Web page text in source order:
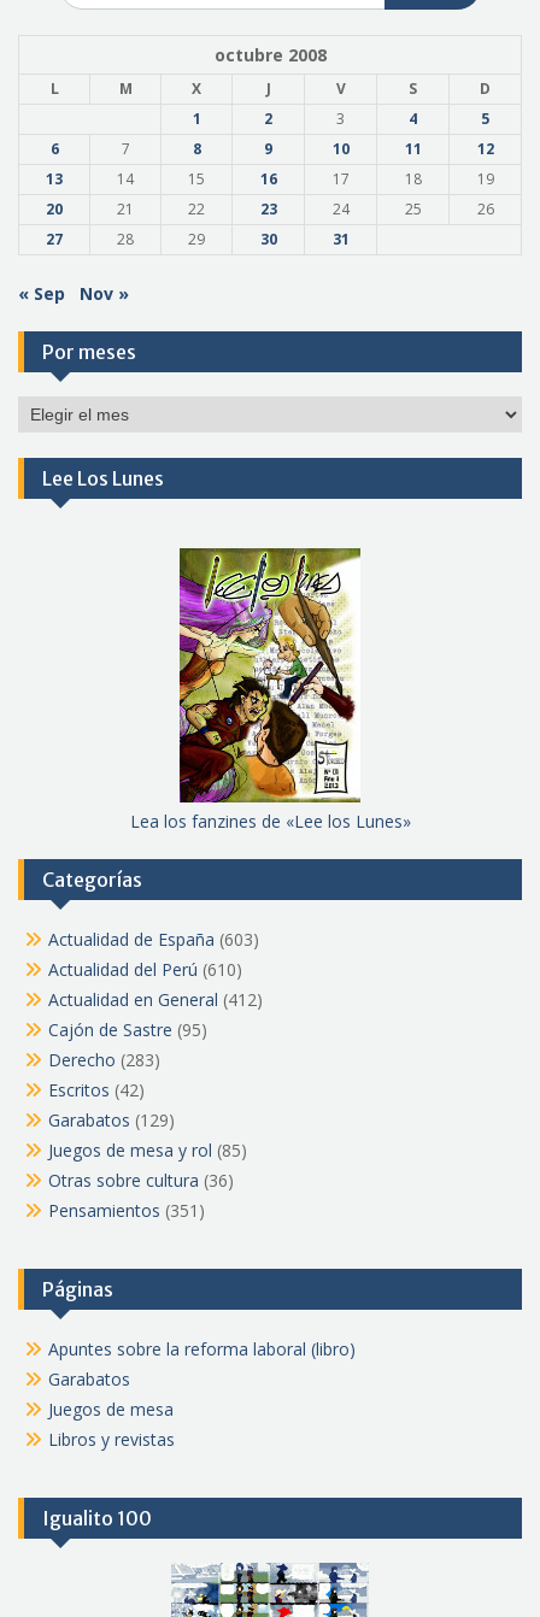
octubre 2008
L M X J V S
D
1
2 3 4
5
6
7 8 9 10 11
12
13
14 15 16 17 18
19
20
21 22 23 24 25
26
27
28 29 30 31
« Sep Nov »
Por meses
Por
Lee Los Lunes
Lea los fanzines de «Lee los Lunes»
Categorías
Actualidad de España (603)
Actualidad del Perú (610)
Actualidad en General (412)
Cajón de Sastre (95)
Derecho (283)
Escritos (42)
Garabatos (129)
Juegos de mesa y rol (85)
Otras sobre cultura (36)
Pensamientos (351)
Páginas
Apuntes sobre la reforma laboral (libro)
Garabatos
Juegos de mesa
Libros y revistas
Igualito 100